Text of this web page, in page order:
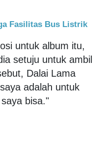
Fasilitas Bus Listrik
untuk album itu,
setuju untuk ambil
Dalai Lama
adalah untuk
bisa."